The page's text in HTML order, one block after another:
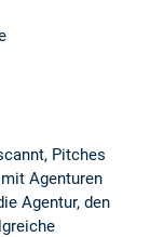
Pitches
Agenturen
Agentur, den